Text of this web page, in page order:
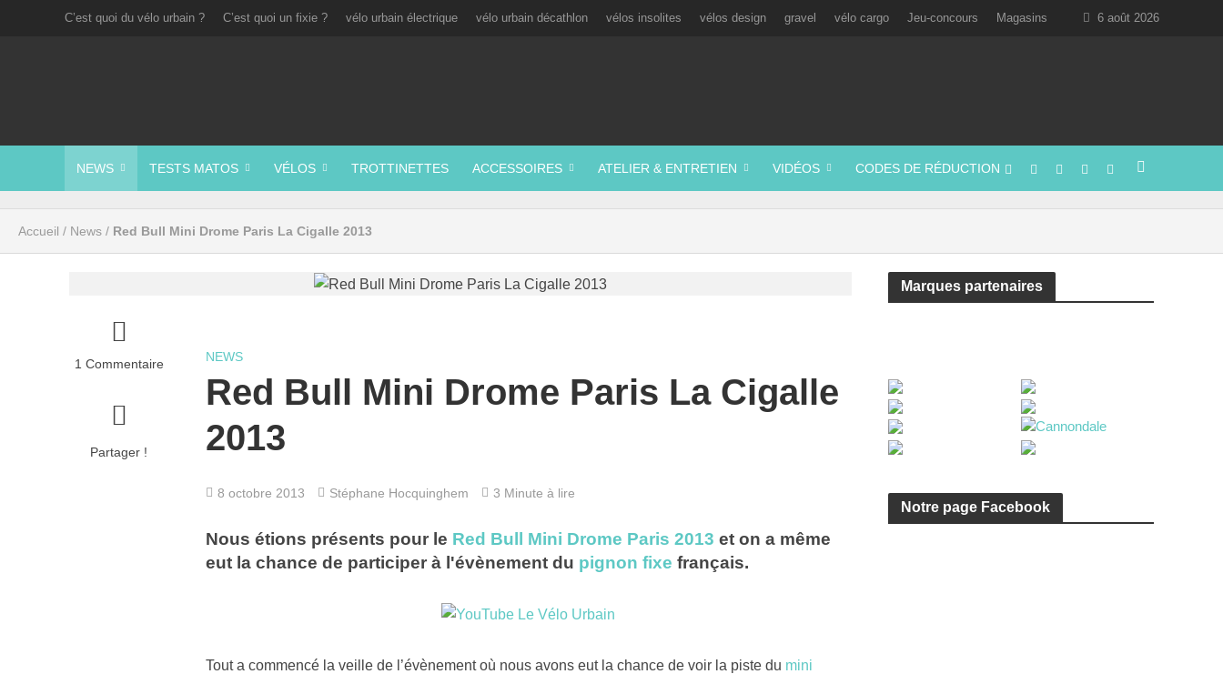
C’est quoi du vélo urbain ? C’est quoi un fixie ? vélo urbain électrique vélo urbain décathlon vélos insolites vélos design gravel vélo cargo Jeu-concours Magasins 6 août 2026
NEWS TESTS MATOS VÉLOS TROTTINETTES ACCESSOIRES ATELIER & ENTRETIEN VIDÉOS CODES DE RÉDUCTION
Accueil / News / Red Bull Mini Drome Paris La Cigalle 2013
1 Commentaire
Partager !
NEWS
Red Bull Mini Drome Paris La Cigalle
2013
8 octobre 2013 Stéphane Hocquinghem 3 Minute à lire
Nous étions présents pour le Red Bull Mini Drome Paris 2013 et on a même
eut la chance de participer à l'évènement du pignon fixe français.
Tout a commencé la veille de l’évènement où nous avons eut la chance de voir la piste du mini
Marques partenaires
Notre page Facebook